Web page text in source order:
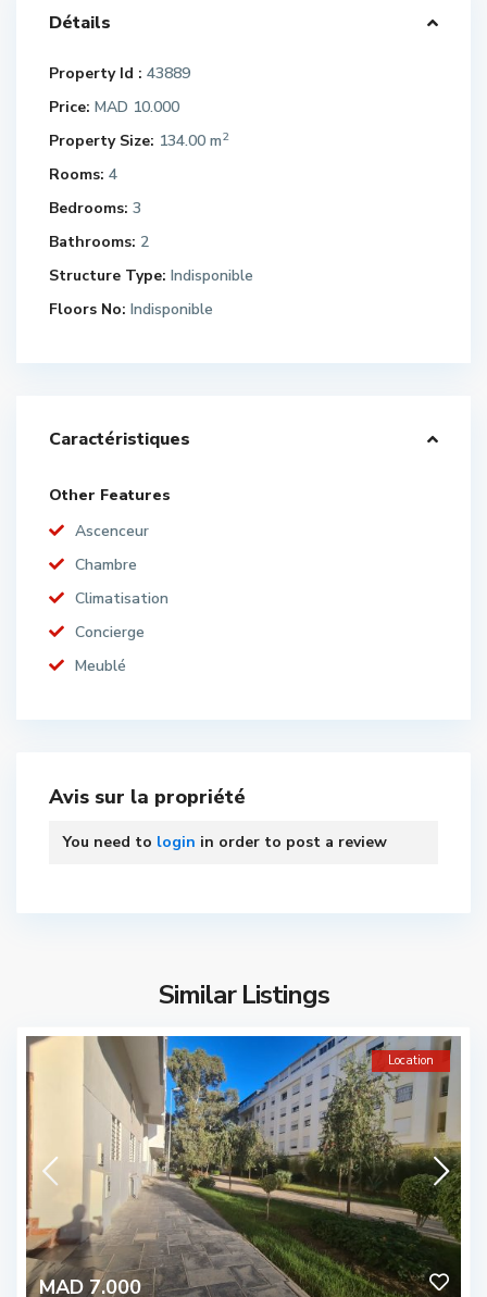
Détails
Property Id : 43889
Price: MAD 10.000
Property Size: 134.00 m2
Rooms: 4
Bedrooms: 3
Bathrooms: 2
Structure Type: Indisponible
Floors No: Indisponible
Caractéristiques
Other Features
Ascenceur
Chambre
Climatisation
Concierge
Meublé
Avis sur la propriété
You need to login in order to post a review
Similar Listings
MAD 7.000
Location